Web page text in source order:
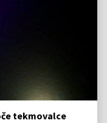
tekmovalce